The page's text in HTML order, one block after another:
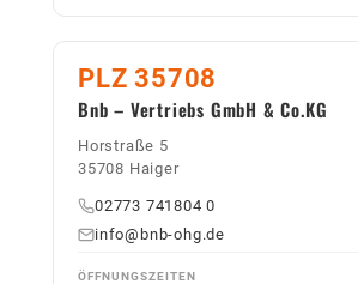
PLZ 35708
Bnb – Vertriebs GmbH & Co.KG
Horstraße 5
35708 Haiger
02773 741804 0
info@bnb-ohg.de
ÖFFNUNGSZEITEN